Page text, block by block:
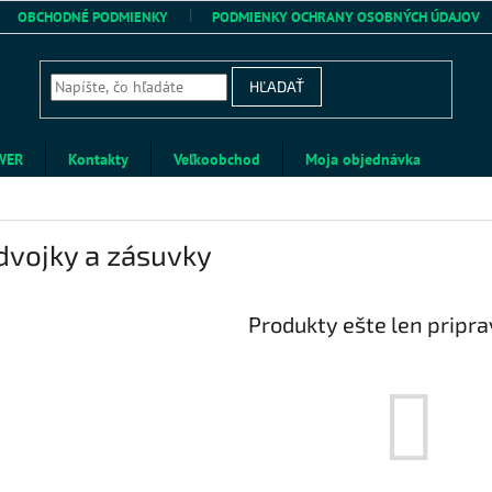
OBCHODNÉ PODMIENKY PODMIENKY OCHRANY OSOBNÝCH ÚDAJOV
HĽADAŤ
Kontakty Veľkoobchod
Moja objednávka
a zásuvky
Produkty ešte len